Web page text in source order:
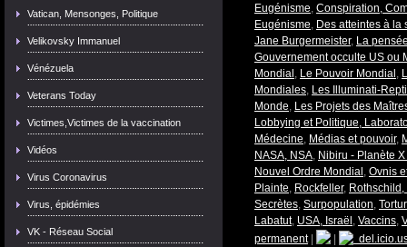
Vatican, Mensonges, Politique
Velikovsky Immanuel
Vénézuela
Veterans Today
Victimes,Victimes de la vaccination
Vidéos
Virus Coronavirus
Virus, épidémies
VK - Réseau Social
Eugénisme, Conspiration,
Eugénisme, Des atteintes à la
Jane Burgermeister, La
Gouvernement occulte US ou
Mondial , Le Pouvoir Mondial ,
Mondiales, Les Illuminati-
Monde, Les Projets des
Lobbying et Politique,
Médecine, Médias et pouvoir,
NASA, NSA, Nibiru - Planète
Nouvel Ordre Mondial , Ovnis
Plainte, Rockfeller,
Secrètes, Surpopulation,
Labatut, USA, Israël , Vaccins,
permanent|